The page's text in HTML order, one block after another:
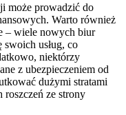
może prowadzić do
Warto również
– wiele nowych biur
usług, co
niektórzy
z ubezpieczeniem od
dużymi stratami
ze strony